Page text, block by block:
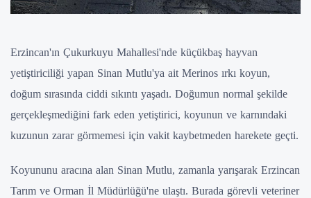
Erzincan'ın Çukurkuyu Mahallesi'nde küçükbaş hayvan
yetiştiriciliği yapan Sinan Mutlu'ya ait Merinos ırkı koyun,
doğum sırasında ciddi sıkıntı yaşadı. Doğumun normal şekilde
gerçekleşmediğini fark eden yetiştirici, koyunun ve karnındaki
kuzunun zarar görmemesi için vakit kaybetmeden harekete geçti.
Koyununu aracına alan Sinan Mutlu, zamanla yarışarak Erzincan
Tarım ve Orman İl Müdürlüğü'ne ulaştı. Burada görevli veteriner